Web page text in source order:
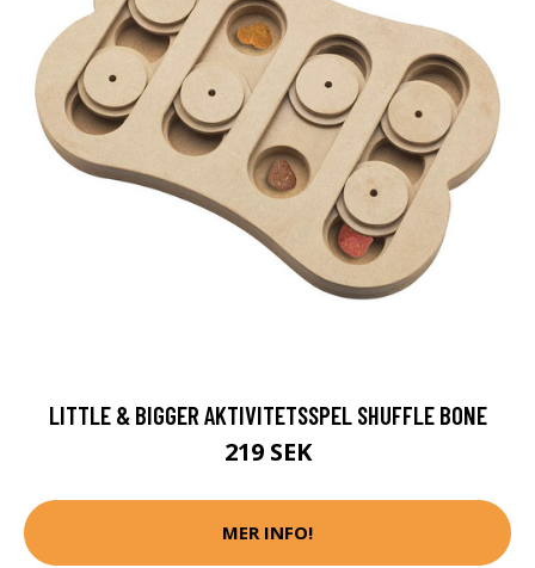
LITTLE & BIGGER AKTIVITETSSPEL SHUFFLE BONE
219 SEK
MER INFO!